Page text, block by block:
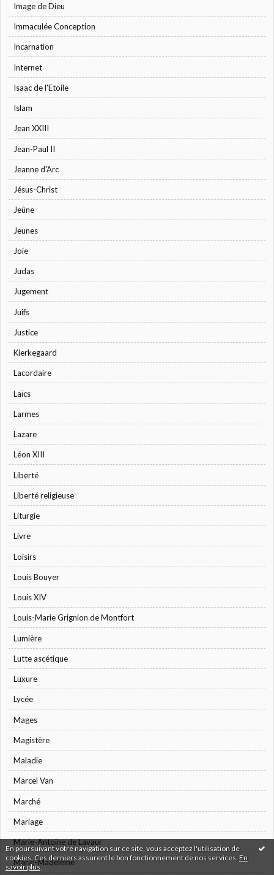
En poursuivant votre navigation sur ce site, vous acceptez l'utilisation de
cookies. Ces derniers assurent le bon fonctionnement de nos services. En
savoir plus.
Image de Dieu
Immaculée Conception
Incarnation
Internet
Isaac de l'Etoile
Islam
Jean XXIII
Jean-Paul II
Jeanne d'Arc
Jésus-Christ
Jeûne
Jeunes
Joie
Judas
Jugement
Juifs
Justice
Kierkegaard
Lacordaire
Laïcs
Larmes
Lazare
Léon XIII
Liberté
Liberté religieuse
Liturgie
Livre
Loisirs
Louis Bouyer
Louis XIV
Louis-Marie Grignion de Montfort
Lumière
Lutte ascétique
Luxure
Lycée
Mages
Magistère
Maladie
Marcel Van
Marché
Mariage
Marie-Antoine de Lavaur
Marie-Madeleine